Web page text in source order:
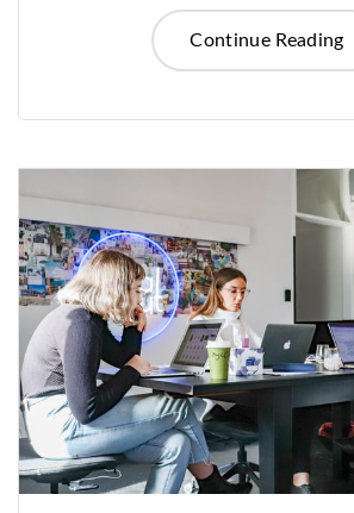
Continue Reading